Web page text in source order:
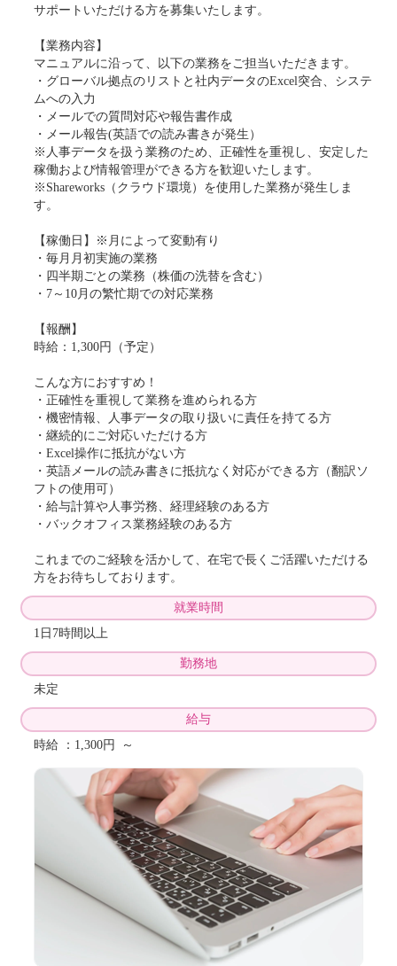
サポートいただける方を募集いたします。
【業務内容】
マニュアルに沿って、以下の業務をご担当いただきます。
・グローバル拠点のリストと社内データのExcel突合、システ
ムへの入力
・メールでの質問対応や報告書作成
・メール報告(英語での読み書きが発生）
※人事データを扱う業務のため、正確性を重視し、安定した
稼働および情報管理ができる方を歓迎いたします。
※Shareworks（クラウド環境）を使用した業務が発生しま
す。
【稼働日】※月によって変動有り
・毎月月初実施の業務
・四半期ごとの業務（株価の洗替を含む）
・7～10月の繁忙期での対応業務
【報酬】
時給：1,300円（予定）
こんな方におすすめ！
・正確性を重視して業務を進められる方
・機密情報、人事データの取り扱いに責任を持てる方
・継続的にご対応いただける方
・Excel操作に抵抗がない方
・英語メールの読み書きに抵抗なく対応ができる方（翻訳ソ
フトの使用可）
・給与計算や人事労務、経理経験のある方
・バックオフィス業務経験のある方
これまでのご経験を活かして、在宅で長くご活躍いただける
方をお待ちしております。
就業時間
1日7時間以上
勤務地
未定
給与
時給 ：1,300円 ～